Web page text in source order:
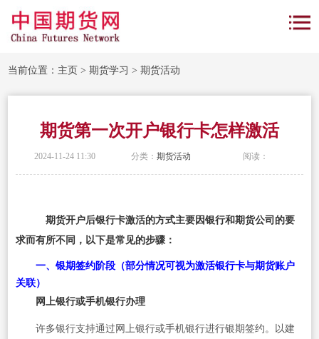
当前位置： 主页 >期货学习 >期货活动
期货第一次开户银行卡怎样激活
2024-11-24 11:30 分类： 期货活动 阅读：
期货开户后银行卡激活的方式主要因银行和期货公司的要
求而有所不同，以下是常见的步骤：
一、银期签约阶段（部分情况可视为激活银行卡与期货账户
关联）
网上银行或手机银行办理
许多银行支持通过网上银行或手机银行进行银期签约。以建